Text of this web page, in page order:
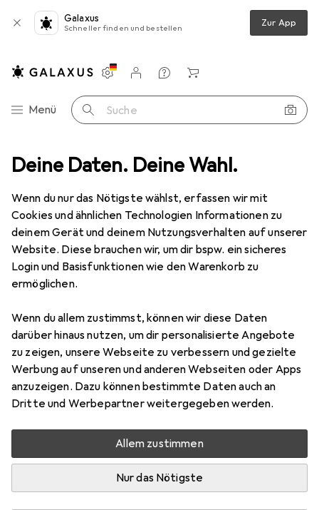
Deine Daten. Deine Wahl.
Wenn du nur das Nötigste wählst, erfassen wir mit
Cookies und ähnlichen Technologien Informationen zu
deinem Gerät und deinem Nutzungsverhalten auf unserer
Website. Diese brauchen wir, um dir bspw. ein sicheres
Login und Basisfunktionen wie den Warenkorb zu
ermöglichen.
Wenn du allem zustimmst, können wir diese Daten
darüber hinaus nutzen, um dir personalisierte Angebote
zu zeigen, unsere Webseite zu verbessern und gezielte
Werbung auf unseren und anderen Webseiten oder Apps
anzuzeigen. Dazu können bestimmte Daten auch an
Dritte und Werbepartner weitergegeben werden.
Allem zustimmen
Nur das Nötigste
Galaxus
Schneller finden und bestellen Zur App
Navigation nach Kategorien
Menü Suche
Einstellungen
Kundenkonto
Vergleichslisten
Merklisten
Warenkorb
Gesichtsreinigung Refectocil Micellar Augenmake-Up Remover
5 Bilder
MENGENRABATT
RefectocilMicellar Augenmake-Up
Remover
Make-Up Entferner, 150 ml
Preis in EUR inkl. MwSt.
EUR
8,45
6
Marke
Mehr von Refectocil